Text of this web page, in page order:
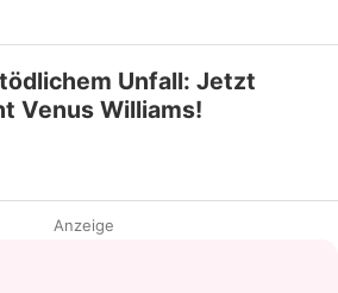
Unfall: Jetzt
Venus Williams!
Anzeige